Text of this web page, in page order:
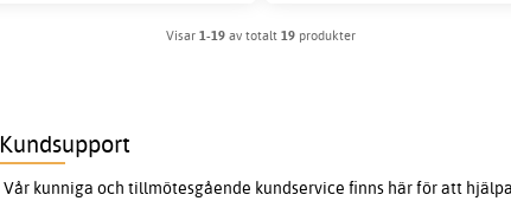
Visar1-19 av totalt19 produkter
Kundsupport
Vår kunniga och tillmötesgående kundservice finns här för att